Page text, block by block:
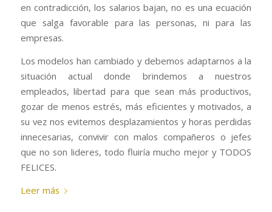
en contradicción, los salarios bajan, no es una ecuación
que salga favorable para las personas, ni para las
empresas.
Los modelos han cambiado y debemos adaptarnos a la
situación actual donde brindemos a nuestros
empleados, libertad para que sean más productivos,
gozar de menos estrés, más eficientes y motivados, a
su vez nos evitemos desplazamientos y horas perdidas
innecesarias, convivir con malos compañeros o jefes
que no son lideres, todo fluiría mucho mejor y TODOS
FELICES.
Leer más